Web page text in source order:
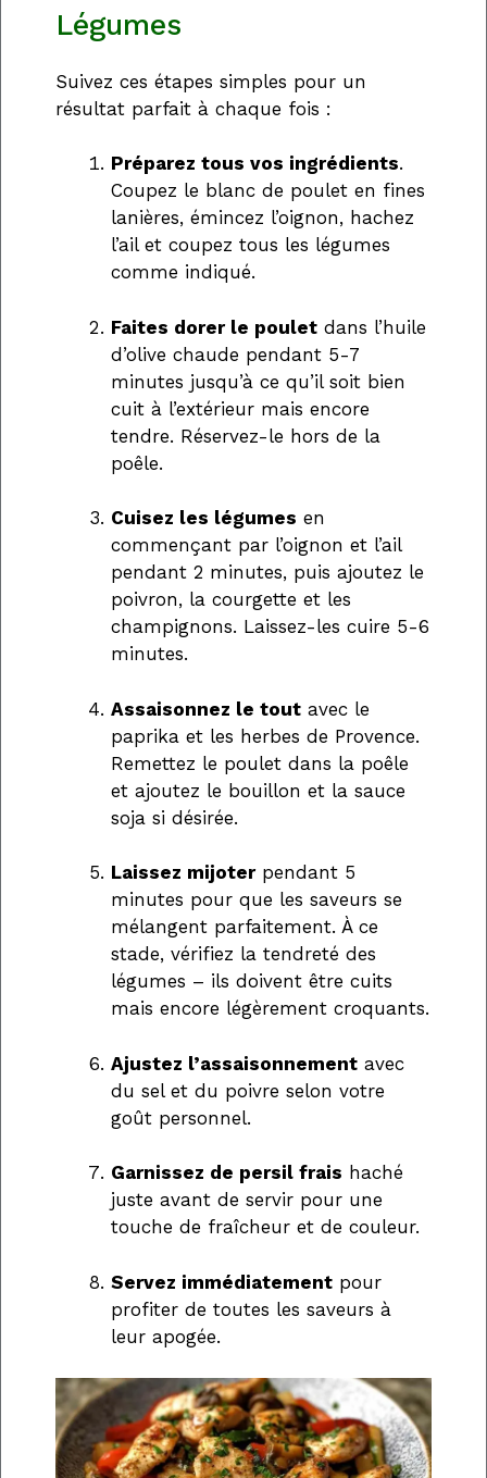
Légumes
Suivez ces étapes simples pour un
résultat parfait à chaque fois :
Préparez tous vos ingrédients.
Coupez le blanc de poulet en fines
lanières, émincez l’oignon, hachez
l’ail et coupez tous les légumes
comme indiqué.
Faites dorer le poulet dans l’huile
d’olive chaude pendant 5-7
minutes jusqu’à ce qu’il soit bien
cuit à l’extérieur mais encore
tendre. Réservez-le hors de la
poêle.
Cuisez les légumes en
commençant par l’oignon et l’ail
pendant 2 minutes, puis ajoutez le
poivron, la courgette et les
champignons. Laissez-les cuire 5-6
minutes.
Assaisonnez le tout avec le
paprika et les herbes de Provence.
Remettez le poulet dans la poêle
et ajoutez le bouillon et la sauce
soja si désirée.
Laissez mijoterpendant 5
minutes pour que les saveurs se
mélangent parfaitement. À ce
stade, vérifiez la tendreté des
légumes – ils doivent être cuits
mais encore légèrement croquants.
Ajustez l’assaisonnement avec
du sel et du poivre selon votre
goût personnel.
Garnissez de persil frais haché
juste avant de servir pour une
touche de fraîcheur et de couleur.
Servez immédiatement pour
profiter de toutes les saveurs à
leur apogée.